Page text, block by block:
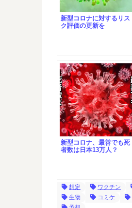
新型コロナに対するリス
ク評価の更新を
新型コロナ、最善でも死
者数は日本13万人？
想定 ワクチン
生物
コミケ